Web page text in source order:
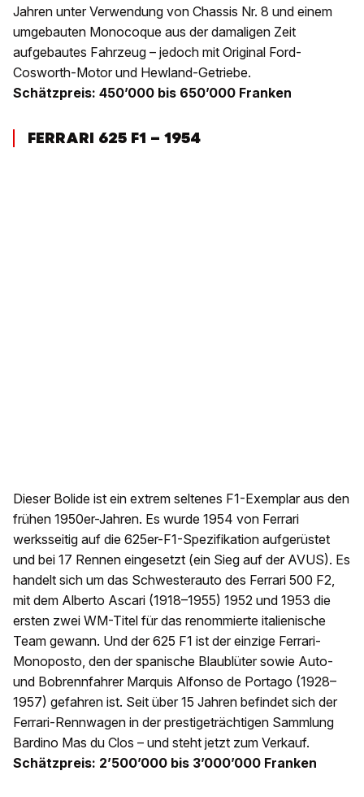
Jahren unter Verwendung von Chassis Nr. 8 und einem
umgebauten Monocoque aus der damaligen Zeit
aufgebautes Fahrzeug – jedoch mit Original Ford-
Cosworth-Motor und Hewland-Getriebe.
Schätzpreis: 450’000 bis 650’000 Franken
FERRARI 625 F1 – 1954
Dieser Bolide ist ein extrem seltenes F1-Exemplar aus den
frühen 1950er-Jahren. Es wurde 1954 von Ferrari
werksseitig auf die 625er-F1-Spezifikation aufgerüstet
und bei 17 Rennen eingesetzt (ein Sieg auf der AVUS). Es
handelt sich um das Schwesterauto des Ferrari 500 F2,
mit dem Alberto Ascari (1918–1955) 1952 und 1953 die
ersten zwei WM-Titel für das renommierte italienische
Team gewann. Und der 625 F1 ist der einzige Ferrari-
Monoposto, den der spanische Blaublüter sowie Auto-
und Bobrennfahrer Marquis Alfonso de Portago (1928–
1957) gefahren ist. Seit über 15 Jahren befindet sich der
Ferrari-Rennwagen in der prestigeträchtigen Sammlung
Bardino Mas du Clos – und steht jetzt zum Verkauf.
Schätzpreis: 2’500’000 bis 3’000’000 Franken